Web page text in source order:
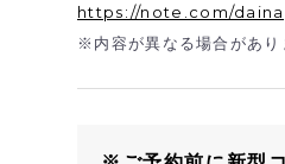
https://note.com/
※内容が異なる場合があり